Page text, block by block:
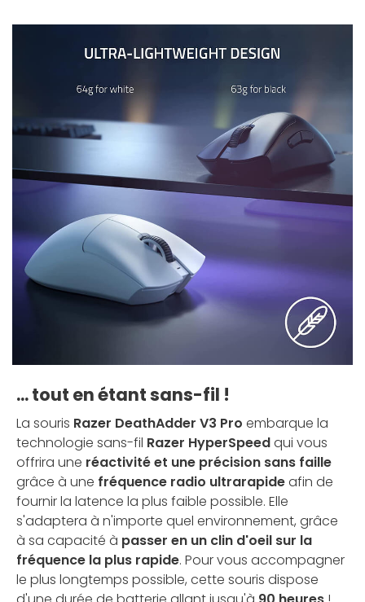
... tout en étant sans-fil !
La souris Razer DeathAdder V3 Pro embarque la
technologie sans-fil Razer HyperSpeedqui vous
offrira une réactivité et une précision sans faille
grâce à une fréquence radio ultrarapideafin de
fournir la latence la plus faible possible. Elle
s'adaptera à n'importe quel environnement, grâce
à sa capacité à passer en un clin d'oeil sur la
fréquence la plus rapide. Pour vous accompagner
le plus longtemps possible, cette souris dispose